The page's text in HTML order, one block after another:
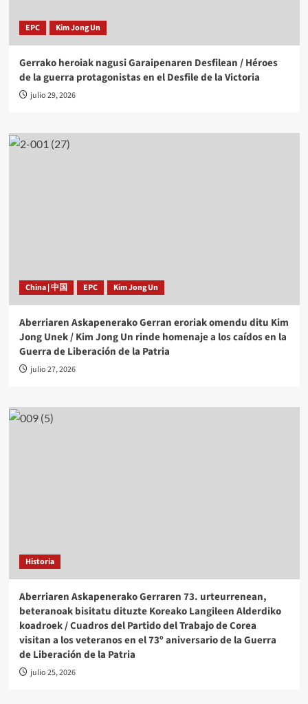
EPC Kim Jong Un
Gerrako heroiak nagusi Garaipenaren Desfilean / Héroes
de la guerra protagonistas en el Desfile de la Victoria
julio 29, 2026
China | 中国 EPC Kim Jong Un
Aberriaren Askapenerako Gerran eroriak omendu ditu Kim
Jong Unek / Kim Jong Un rinde homenaje a los caídos en la
Guerra de Liberación de la Patria
julio 27, 2026
Historia
Aberriaren Askapenerako Gerraren 73. urteurrenean,
beteranoak bisitatu dituzte Koreako Langileen Alderdiko
koadroek / Cuadros del Partido del Trabajo de Corea
visitan a los veteranos en el 73º aniversario de la Guerra
de Liberación de la Patria
julio 25, 2026